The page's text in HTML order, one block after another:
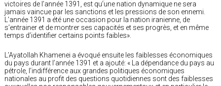
victoires de l’année 1391, est qu’une nation dynamique ne sera
jamais vaincue par les sanctions et les pressions de son ennemi.
L’année 1391 a été une occasion pour la nation iranienne, de
s’entrainer et de montrer ses capacités et ses progrès, et en même
temps d’identifier certains points faibles».
L’Ayatollah Khamenei a évoqué ensuite les faiblesses économiques
du pays durant l’année 1391 et a ajouté: « La dépendance du pays au
pétrole, l’indifférence aux grandes politiques économiques
nationales au profit des questions quotidiennes sont des faiblesses